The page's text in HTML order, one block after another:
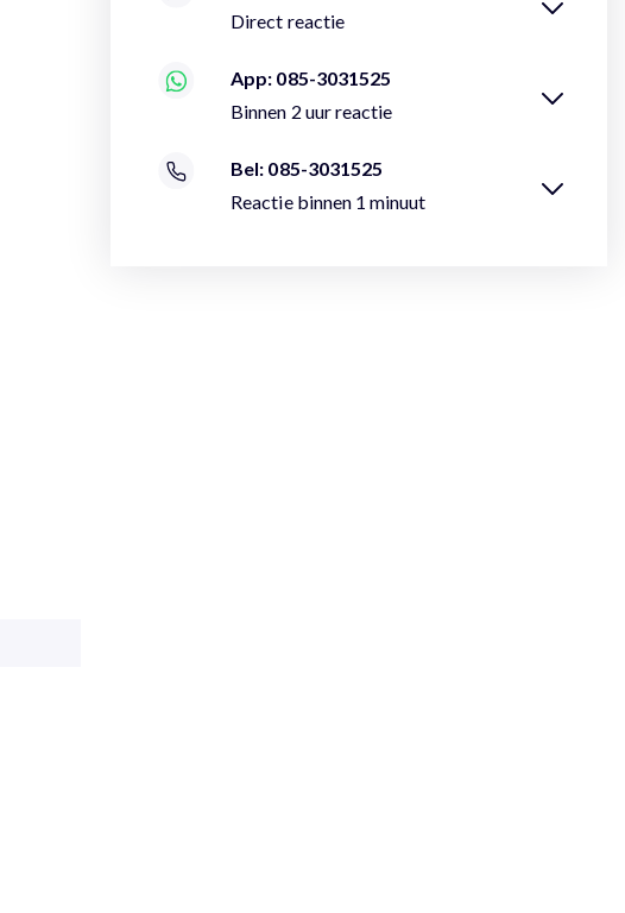
Direct reactie
App: 085-3031525
Binnen 2 uur reactie
Bel: 085-3031525
Reactie binnen 1 minuut